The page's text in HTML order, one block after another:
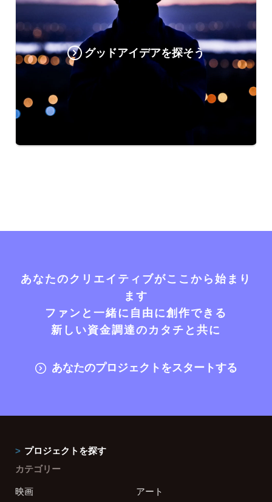
グッドアイデアを探そう
あなたのクリエイティブがここから始まり
ます
ファンと一緒に自由に創作できる
新しい資金調達のカタチと共に
あなたのプロジェクトをスタートする
プロジェクトを探す
カテゴリー
映画
アート